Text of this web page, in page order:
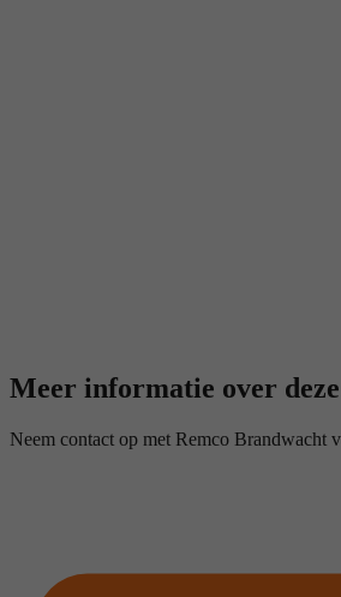
Meer informatie over
Neem contact op met Remco Brandwacht